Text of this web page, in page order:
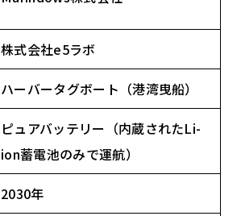
株式会社e5ラボ
ハーバータグボート（港湾曳船）
ピュアバッテリー（内蔵されたLi-
ion蓄電池のみで運航）
2030年